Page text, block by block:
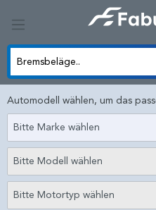
Automodell wählen, um das
Bitte Marke wählen
Bitte Modell wählen
Bitte Motortyp wählen